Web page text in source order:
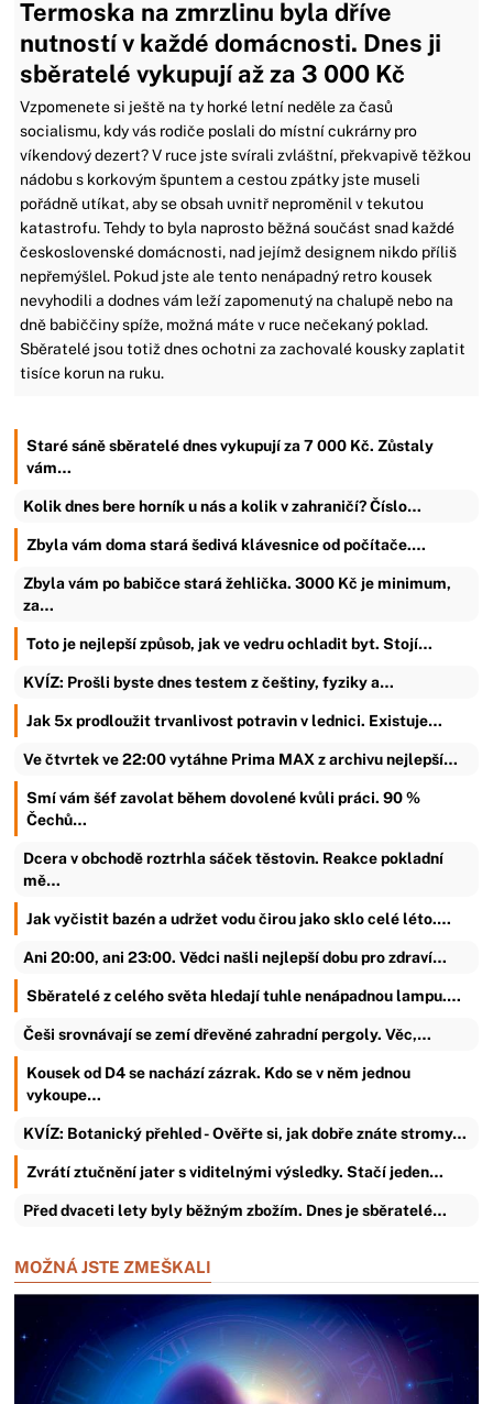
Termoska na zmrzlinu byla dříve
nutností v každé domácnosti. Dnes ji
sběratelé vykupují až za 3 000 Kč
Vzpomenete si ještě na ty horké letní neděle za časů
socialismu, kdy vás rodiče poslali do místní cukrárny pro
víkendový dezert? V ruce jste svírali zvláštní, překvapivě těžkou
nádobu s korkovým špuntem a cestou zpátky jste museli
pořádně utíkat, aby se obsah uvnitř neproměnil v tekutou
katastrofu. Tehdy to byla naprosto běžná součást snad každé
československé domácnosti, nad jejímž designem nikdo příliš
nepřemýšlel. Pokud jste ale tento nenápadný retro kousek
nevyhodili a dodnes vám leží zapomenutý na chalupě nebo na
dně babiččiny spíže, možná máte v ruce nečekaný poklad.
Sběratelé jsou totiž dnes ochotni za zachovalé kousky zaplatit
tisíce korun na ruku.
Staré sáně sběratelé dnes vykupují za 7 000 Kč. Zůstaly
vám…
Kolik dnes bere horník u nás a kolik v zahraničí? Číslo…
Zbyla vám doma stará šedivá klávesnice od počítače.…
Zbyla vám po babičce stará žehlička. 3000 Kč je minimum,
za…
Toto je nejlepší způsob, jak ve vedru ochladit byt. Stojí…
KVÍZ: Prošli byste dnes testem z češtiny, fyziky a…
Jak 5x prodloužit trvanlivost potravin v lednici. Existuje…
Ve čtvrtek ve 22:00 vytáhne Prima MAX z archivu nejlepší…
Smí vám šéf zavolat během dovolené kvůli práci. 90 %
Čechů…
Dcera v obchodě roztrhla sáček těstovin. Reakce pokladní
mě…
Jak vyčistit bazén a udržet vodu čirou jako sklo celé léto.…
Ani 20:00, ani 23:00. Vědci našli nejlepší dobu pro zdraví…
Sběratelé z celého světa hledají tuhle nenápadnou lampu.…
Češi srovnávají se zemí dřevěné zahradní pergoly. Věc,…
Kousek od D4 se nachází zázrak. Kdo se v něm jednou
vykoupe…
KVÍZ: Botanický přehled - Ověřte si, jak dobře znáte stromy…
Zvrátí ztučnění jater s viditelnými výsledky. Stačí jeden…
Před dvaceti lety byly běžným zbožím. Dnes je sběratelé…
MOŽNÁ JSTE ZMEŠKALI